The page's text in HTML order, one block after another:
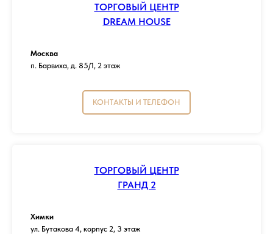
ТОРГОВЫЙ ЦЕНТР
DREAM HOUSE
Москва
п. Барвиха, д. 85/1, 2 этаж
КОНТАКТЫ И ТЕЛЕФОН
ТОРГОВЫЙ ЦЕНТР
ГРАНД 2
Химки
ул. Бутакова 4, корпус 2, 3 этаж